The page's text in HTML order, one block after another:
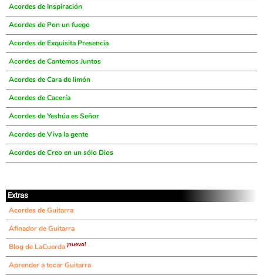
Acordes de Inspiración
Acordes de Pon un fuego
Acordes de Exquisita Presencia
Acordes de Cantemos Juntos
Acordes de Cara de limón
Acordes de Cacería
Acordes de Yeshúa es Señor
Acordes de Viva la gente
Acordes de Creo en un sólo Dios
Extras
Acordes de Guitarra
Afinador de Guitarra
Blog de LaCuerda ¡nuevo!
Aprender a tocar Guitarra